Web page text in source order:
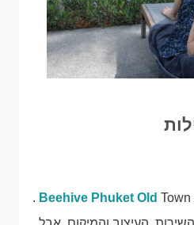
Beehive Phuket Old
Town .